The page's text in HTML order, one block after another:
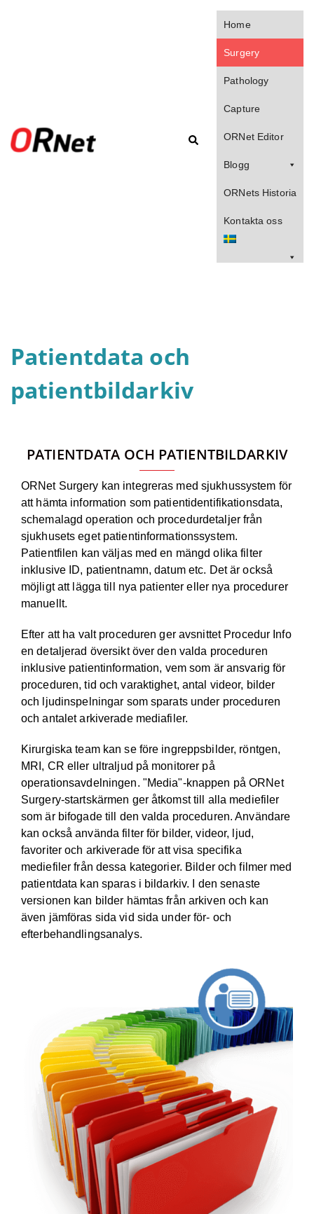
Home
Surgery
Pathology
Capture
ORNet Editor
Blogg
ORNets Historia
Kontakta oss
Patientdata och
patientbildarkiv
PATIENTDATA OCH PATIENTBILDARKIV
ORNet Surgery kan integreras med sjukhussystem för
att hämta information som patientidentifikationsdata,
schemalagd operation och procedurdetaljer från
sjukhusets eget patientinformationssystem.
Patientfilen kan väljas med en mängd olika filter
inklusive ID, patientnamn, datum etc. Det är också
möjligt att lägga till nya patienter eller nya procedurer
manuellt.
Efter att ha valt proceduren ger avsnittet Procedur Info
en detaljerad översikt över den valda proceduren
inklusive patientinformation, vem som är ansvarig för
proceduren, tid och varaktighet, antal videor, bilder
och ljudinspelningar som sparats under proceduren
och antalet arkiverade mediafiler.
Kirurgiska team kan se före ingreppsbilder, röntgen,
MRI, CR eller ultraljud på monitorer på
operationsavdelningen. "Media"-knappen på ORNet
Surgery-startskärmen ger åtkomst till alla mediefiler
som är bifogade till den valda proceduren. Användare
kan också använda filter för bilder, videor, ljud,
favoriter och arkiverade för att visa specifika
mediefiler från dessa kategorier. Bilder och filmer med
patientdata kan sparas i bildarkiv. I den senaste
versionen kan bilder hämtas från arkiven och kan
även jämföras sida vid sida under för- och
efterbehandlingsanalys.